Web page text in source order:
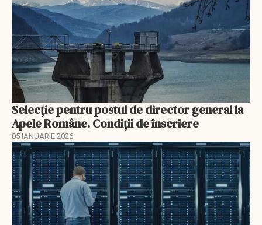
Selecţie pentru postul de director general la
Apele Române. Condiţii de înscriere
05 IANUARIE 2026